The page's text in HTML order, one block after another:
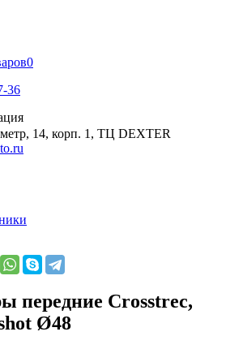
0
36
14, корп. 1, ТЦ DEXTER
передние Crosstrec,
Ø48